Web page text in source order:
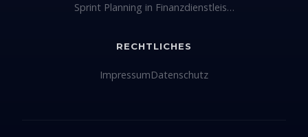
Sprint Planning in Finanzdienstleis…
RECHTLICHES
ImpressumDatenschutz